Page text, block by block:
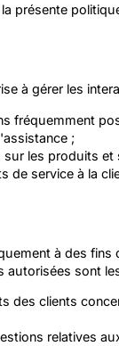
présente
à gérer les
fréquemment
;
les produits et
de service à la
à des fins
autorisées sont
des clients
relatives